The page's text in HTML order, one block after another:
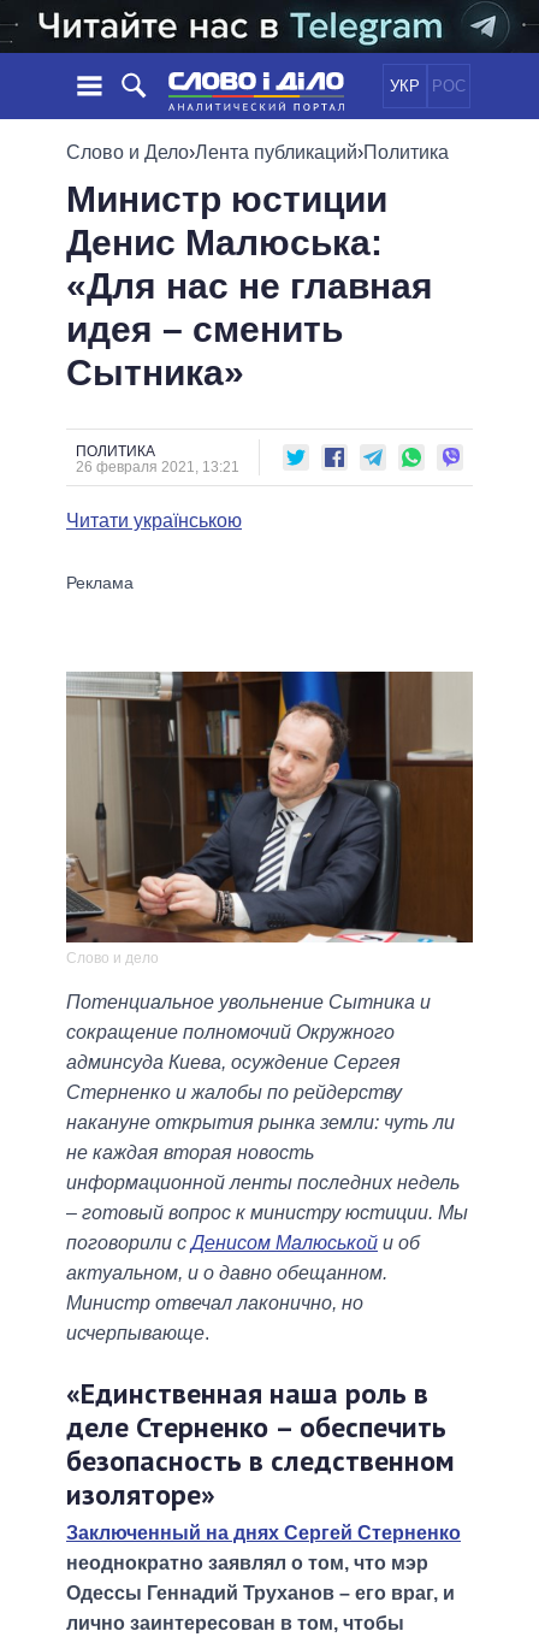
УКР РОС
НОВОСТИ
ЛЕНТА
СОБЫТИЯ
СТАТЬИ
МНЕНИЯ
ОБЗОРЫ
ДАЙДЖЕСТЫ
ПОЛИТИКА
ЭКОНОМИКА
ОБЩЕСТВО
ОБЕЩАНИЯ
ПОЛИТИКИ
ВСЕ ПОЛИТИКИ
ПРЕЗИДЕНТ И ОФИС
ВЕРХОВНАЯ РАДА
ГЛАВЫ ОБЛАДМИНИСТРАЦИЙ
МЭРЫ
ВСЕ ПЕРСОНЫ
ВИДЕО
СРАВНЕНИЕ ПОЛИТИКОВ
Слово и Дело›Лента публикаций›Политика
Министр юстиции
Денис Малюська:
«Для нас не главная
идея – сменить
Сытника»
ПОЛИТИКА
26 февраля 2021, 13:21
Читати українською
Слово и дело
Потенциальное увольнение Сытника и
сокращение полномочий Окружного
админсуда Киева, осуждение Сергея
Стерненко и жалобы по рейдерству
накануне открытия рынка земли: чуть ли
не каждая вторая новость
информационной ленты последних недель
– готовый вопрос к министру юстиции. Мы
поговорили сДенисом Малюськой и об
актуальном, и о давно обещанном.
Министр отвечал лаконично, но
исчерпывающе.
«Единственная наша роль в
деле Стерненко – обеспечить
безопасность в следственном
изоляторе»
Заключенный на днях Сергей Стерненко
неоднократно заявлял о том, что мэр
Одессы Геннадий Труханов – его враг, и
лично заинтересован в том, чтобы